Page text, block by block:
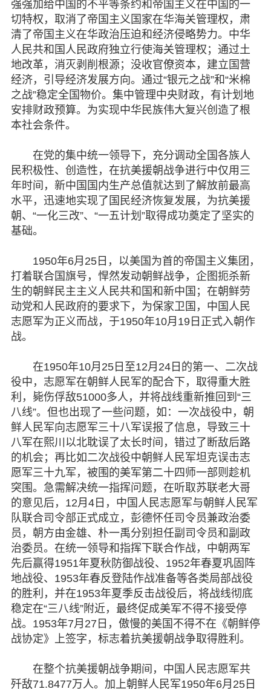
强强加给中国的不平等条约和帝国主义在中国的一
切特权，取消了帝国主义国家在华海关管理权，肃
清了帝国主义在华政治压迫和经济侵略势力。中华
人民共和国人民政府独立行使海关管理权；通过土
地改革，消灭剥削根源；没收官僚资本，建立国营
经济，引导经济发展方向。通过“银元之战”和“米棉
之战”稳定全国物价。集中管理中央财政，有计划地
安排财政预算。为实现中华民族伟大复兴创造了根
本社会条件。
在党的集中统一领导下，充分调动全国各族人
民积极性、创造性，在抗美援朝战争进行中仅用三
年时间，新中国国内生产总值就达到了解放前最高
水平，迅速地实现了国民经济恢复发展，为抗美援
朝、“一化三改”、“一五计划”取得成功奠定了坚实的
基础。
1950年6月25日，以美国为首的帝国主义集团，
打着联合国旗号，悍然发动朝鲜战争，企图扼杀新
生的朝鲜民主主义人民共和国和新中国；在朝鲜劳
动党和人民政府的要求下，为保家卫国，中国人民
志愿军为正义而战，于1950年10月19日正式入朝作
战。
在1950年10月25日至12月24日的第一、二次战
役中，志愿军在朝鲜人民军的配合下，取得重大胜
利，毙伤俘敌51000多人，并将战线重新推回到“三
八线”。但也出现了一些问题，如：一次战役中，朝
鲜人民军向志愿军三十八军误报了信息，导致三十
八军在熙川以北耽误了太长时间，错过了断敌后路
的机会；再比如二次战役中朝鲜人民军坦克误击志
愿军三十九军，被围的美军第二十四师一部则趁机
突围。急需解决统一指挥问题，在听取苏联老大哥
的意见后，12月4日，中国人民志愿军与朝鲜人民军
队联合司令部正式成立，彭德怀任司令员兼政治委
员，朝方由金雄、朴一禹分别担任副司令员和副政
治委员。在统一领导和指挥下联合作战，中朝两军
先后赢得1951年夏秋防御战役、1952年春夏巩固阵
地战役、1953年春反登陆作战准备等各类局部战役
的胜利，并在1953年夏季反击战役后，将战线彻底
稳定在“三八线”附近，最终促成美军不得不接受停
战。1953年7月27日，傲慢的美国不得不在《朝鲜停
战协定》上签字，标志着抗美援朝战争取得胜利。
在整个抗美援朝战争期间，中国人民志愿军共
歼敌71.8477万人。加上朝鲜人民军1950年6月25日